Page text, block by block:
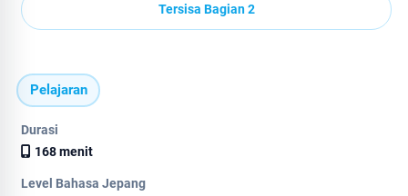
Tersisa Bagian 2
Pelajaran
Durasi
168 menit
Level Bahasa Jepang